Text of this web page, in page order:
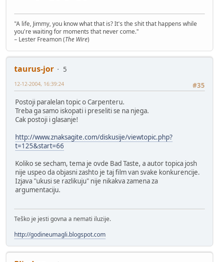
"A life, Jimmy, you know what that is? It's the shit that happens while
you're waiting for moments that never come."
– Lester Freamon (The Wire)
taurus-jor
5
#35
12-12-2004, 16:39:24
Postoji paralelan topic o Carpenteru.
Treba ga samo iskopati i preseliti se na njega.
Cak postoji i glasanje!
http://www.znaksagite.com/diskusije/viewtopic.php?
t=125&start=66
Koliko se secham, tema je ovde Bad Taste, a autor topica josh
nije uspeo da objasni zashto je taj film van svake konkurencije.
Izjava "ukusi se razlikuju" nije nikakva zamena za
argumentaciju.
Teško je jesti govna a nemati iluzije.
http://godineumagli.blogspot.com